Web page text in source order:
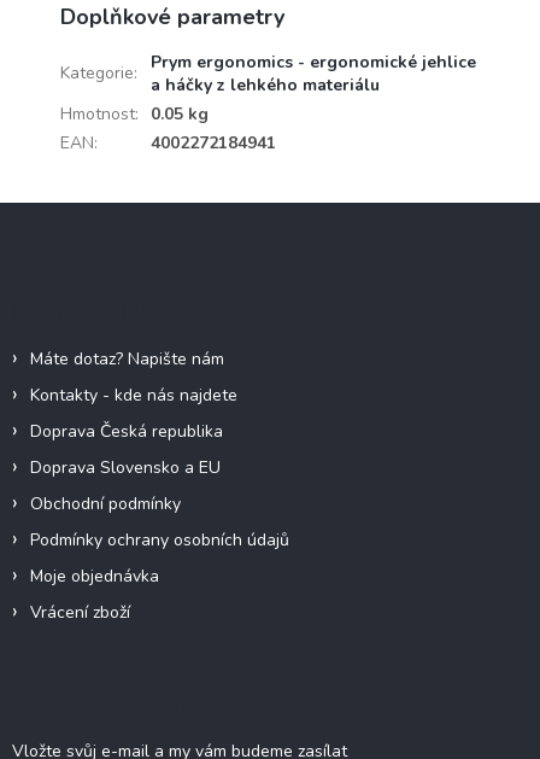
Doplňkové parametry
Kategorie:
Prym ergonomics - ergonomické jehlice
a háčky z lehkého materiálu
Hmotnost:
0.05 kg
EAN: 4002272184941
Máte dotaz? Napište nám
Kontakty - kde nás najdete
Doprava Česká republika
Doprava Slovensko a EU
Obchodní podmínky
Podmínky ochrany osobních údajů
Moje objednávka
Vrácení zboží
Vložte svůj e-mail a my vám budeme zasílat